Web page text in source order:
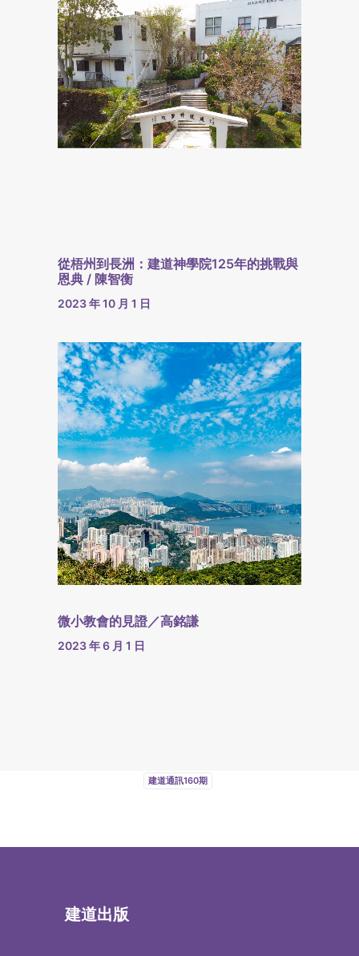
從梧州到長洲：建道神學院125年的挑戰與
恩典 / 陳智衡
2023 年 10 月 1 日
微小教會的見證／高銘謙
2023 年 6 月 1 日
建道通訊160期
建道出版